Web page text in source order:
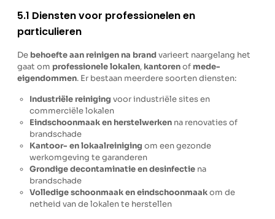
5.1 Diensten voor professionelen en
particulieren
De behoefte aan reinigen na brandvarieert naargelang het
gaat om professionele lokalen, kantorenof mede-
eigendommen. Er bestaan meerdere soorten diensten:
Industriële reiniging voor industriële sites en
commerciële lokalen
Eindschoonmaak en herstelwerken na renovaties of
brandschade
Kantoor- en lokaalreiniging om een gezonde
werkomgeving te garanderen
Grondige decontaminatie en desinfectie na
brandschade
Volledige schoonmaak en eindschoonmaakom de
netheid van de lokalen te herstellen